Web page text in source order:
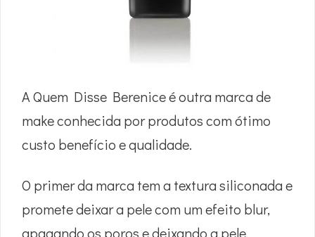
A Quem Disse Berenice é outra marca de
make conhecida por produtos com ótimo
custo benefício e qualidade.
O primer da marca tem a textura siliconada e
promete deixar a pele com um efeito blur,
apagando os poros e deixando a pele